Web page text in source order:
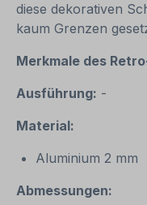
diese dekorativen
kaum Grenzen
Merkmale des
Ausführung: -
Material:
Aluminium 2 mm
Abmessungen: